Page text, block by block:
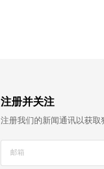
注册并关注
注册我们的新闻通讯以获取